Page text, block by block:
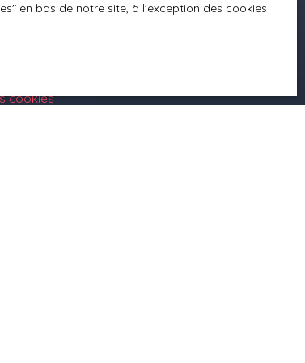
légales
cookies
en bas de notre site, à l'exception des cookies